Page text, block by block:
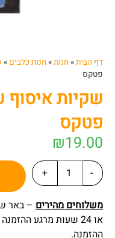
דף הבית»חנות»חנות כלבים »
פטקס
שקיות איסוף
פטקס
₪19.00
-
+
משלוחים מהירים – באר
ההזמנה.